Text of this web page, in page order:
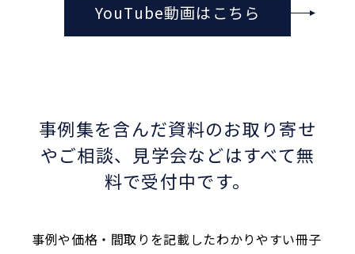
YouTube動画はこちら
事例集を含んだ資料のお取り寄せ
やご相談、
見学会などはすべて無
料で受付中です。
事例や価格・間取りを記載したわかりやすい冊子